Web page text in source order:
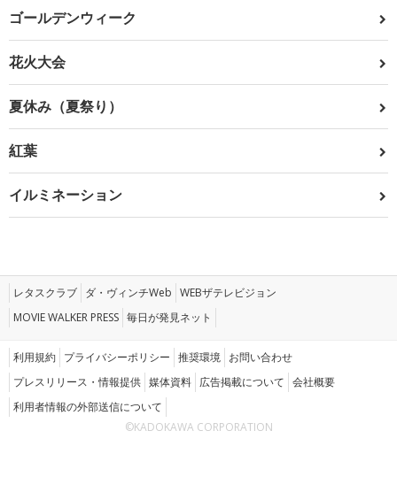
ゴールデンウィーク
花火大会
夏休み（夏祭り）
紅葉
イルミネーション
レタスクラブ ダ・ヴィンチWeb WEBザテレビジョン
MOVIE WALKER PRESS 毎日が発見ネット
利用規約 プライバシーポリシー 推奨環境 お問い合わせ
プレスリリース・情報提供 媒体資料 広告掲載について 会社概要
利用者情報の外部送信について
©KADOKAWA CORPORATION